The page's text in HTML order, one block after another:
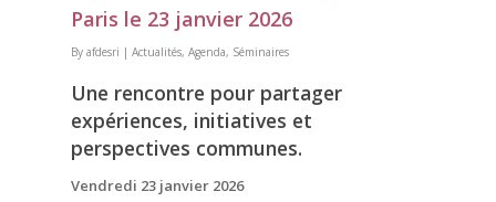
Paris le 23 janvier 2026
By afdesri | Actualités, Agenda, Séminaires
Une rencontre pour partager
expériences, initiatives et
perspectives communes.
Vendredi 23 janvier 2026